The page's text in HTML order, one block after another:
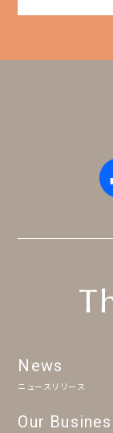
News
ニュースリリース
Our